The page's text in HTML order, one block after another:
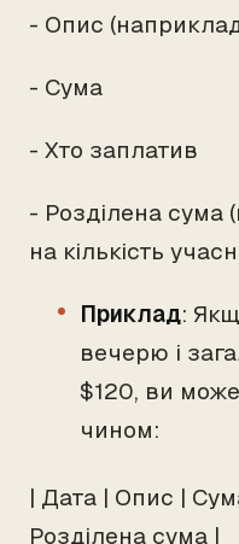
- Опис
- Сума
- Хто заплатив
- Розділена сума
на кількість
Приклад:
вечерю і
$120, ви
чином:
| Дата | Опис |
Розділена сума |